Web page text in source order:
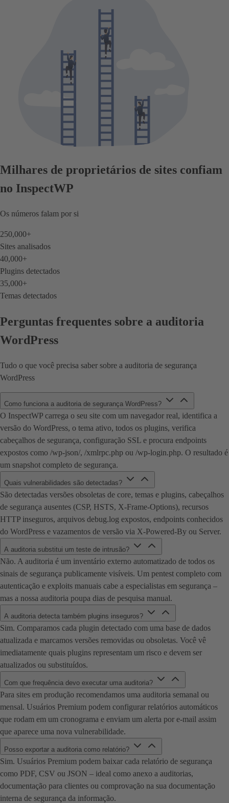
Milhares de proprietários de sites confiam
no InspectWP
Os números falam por si
250,000+
Sites analisados
40,000+
Plugins detectados
35,000+
Temas detectados
Perguntas frequentes sobre a auditoria
WordPress
Tudo o que você precisa saber sobre a auditoria de segurança
WordPress
Como funciona a auditoria de segurança WordPress?
O InspectWP carrega o seu site com um navegador real, identifica a
versão do WordPress, o tema ativo, todos os plugins, verifica
cabeçalhos de segurança, configuração SSL e procura endpoints
expostos como /wp-json/, /xmlrpc.php ou /wp-login.php. O resultado é
um snapshot completo de segurança.
Quais vulnerabilidades são detectadas?
São detectadas versões obsoletas de core, temas e plugins, cabeçalhos
de segurança ausentes (CSP, HSTS, X-Frame-Options), recursos
HTTP inseguros, arquivos debug.log expostos, endpoints conhecidos
do WordPress e vazamentos de versão via X-Powered-By ou Server.
A auditoria substitui um teste de intrusão?
Não. A auditoria é um inventário externo automatizado de todos os
sinais de segurança publicamente visíveis. Um pentest completo com
autenticação e exploits manuais cabe a especialistas em segurança –
mas a nossa auditoria poupa dias de pesquisa manual.
A auditoria detecta também plugins inseguros?
Sim. Comparamos cada plugin detectado com uma base de dados
atualizada e marcamos versões removidas ou obsoletas. Você vê
imediatamente quais plugins representam um risco e devem ser
atualizados ou substituídos.
Com que frequência devo executar uma auditoria?
Para sites em produção recomendamos uma auditoria semanal ou
mensal. Usuários Premium podem configurar relatórios automáticos
que rodam em um cronograma e enviam um alerta por e-mail assim
que aparece uma nova vulnerabilidade.
Posso exportar a auditoria como relatório?
Sim. Usuários Premium podem baixar cada relatório de segurança
como PDF, CSV ou JSON – ideal como anexo a auditorias,
documentação para clientes ou comprovação na sua documentação
interna de segurança da informação.